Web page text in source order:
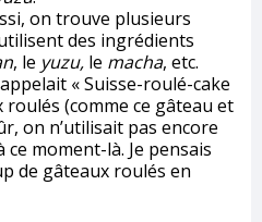
on trouve plusieurs
des ingrédients
, le yuzu, le macha, etc.
« Suisse-roulé-cake
roulés (comme ce gâteau et
on n’utilisait pas encore
moment-là. Je pensais
de gâteaux roulés en